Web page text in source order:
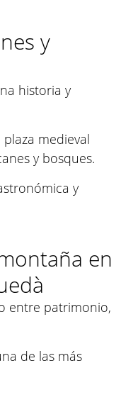
y
historia y
medieval
y bosques.
y
en
entre patrimonio,
de las más